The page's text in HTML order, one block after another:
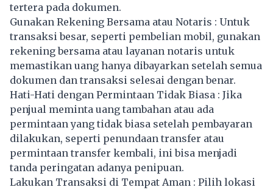
tertera pada dokumen.
Gunakan Rekening Bersama atau Notaris : Untuk
transaksi besar, seperti pembelian mobil, gunakan
rekening bersama atau layanan notaris untuk
memastikan uang hanya dibayarkan setelah semua
dokumen dan transaksi selesai dengan benar.
Hati-Hati dengan Permintaan Tidak Biasa : Jika
penjual meminta uang tambahan atau ada
permintaan yang tidak biasa setelah pembayaran
dilakukan, seperti penundaan transfer atau
permintaan transfer kembali, ini bisa menjadi
tanda peringatan adanya penipuan.
Lakukan Transaksi di Tempat Aman : Pilih lokasi